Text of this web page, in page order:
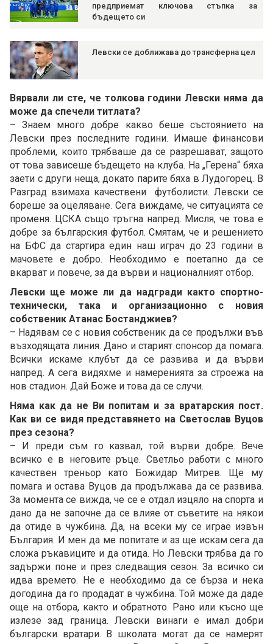
предприемат ключова стъпка за
бъдещето си
Левски се доближава до трансферна цел
Вярвали ли сте, че толкова години Левски няма да
може да спечели титлата?
– Знаем много добре какво беше състоянието на
Левски през последните години. Имаше финансови
проблеми, които трябваше да се разрешават, защото
от това зависеше бъдещето на клуба. На „Герена“ бяха
заети с други неща, докато парите бяха в Лудогорец. В
Разград взимаха качествени футболисти. Левски се
бореше за оцеляване. Сега виждаме, че ситуацията се
променя. ЦСКА също тръгна напред. Мисля, че това е
добре за българския футбол. Смятам, че и решението
на БФС да стартира един наш играч до 23 години в
мачовете е добро. Необходимо е поетапно да се
вкарват и повече, за да върви и националният отбор.
Левски ще може ли да надгради както спортно-
технически, така и организационно с новия
собственик Атанас Бостанджиев?
– Надявам се с новия собственик да се продължи във
възходящата линия. Дано и старият спонсор да помага.
Всички искаме клубът да се развива и да върви
напред. А сега видяхме и намеренията за строежа на
нов стадион. Дай Боже и това да се случи.
Няма как да не Ви попитам и за вратарския пост.
Как ви се видя представянето на Светослав Вуцов
през сезона?
– И преди съм го казвал, той върви добре. Вече
всичко е в неговите ръце. Светльо работи с много
качествен треньор като Божидар Митрев. Ще му
помага и остава Вуцов да продължава да се развива.
За момента се вижда, че се е отдал изцяло на спорта и
дано да не започне да се влияе от съветите на някои
да отиде в чужбина. Да, на всеки му се играе извън
България. И мен да ме попитате и аз ще искам сега да
сложа ръкавиците и да отида. Но Левски трябва да го
задържи поне и през следващия сезон. За всичко си
идва времето. Не е необходимо да се бърза и нека
догодина да го продадат в чужбина. Той може да даде
още на отбора, както и обратното. Рано или късно ще
излезе зад граница. Левски винаги е имал добри
български вратари. В школата могат да се намерят